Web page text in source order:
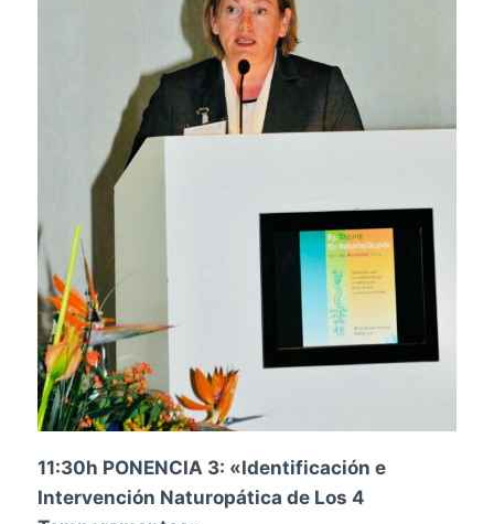
11:30h PONENCIA 3: «Identificación e
Intervención Naturopática de Los 4